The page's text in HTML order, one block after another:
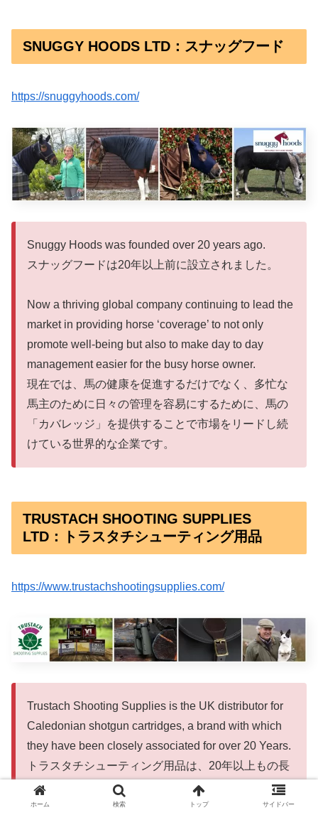
SNUGGY HOODS LTD：スナッグフード
https://snuggyhoods.com/
Snuggy Hoods was founded over 20 years ago.
スナッグフードは20年以上前に設立されました。
Now a thriving global company continuing to lead the
market in providing horse ‘coverage’ to not only
promote well-being but also to make day to day
management easier for the busy horse owner.
現在では、馬の健康を促進するだけでなく、多忙な
馬主のために日々の管理を容易にするために、馬の
「カバレッジ」を提供することで市場をリードし続
けている世界的な企業です。
TRUSTACH SHOOTING SUPPLIES
LTD：トラスタチシューティング用品
https://www.trustachshootingsupplies.com/
Trustach Shooting Supplies is the UK distributor for
Caledonian shotgun cartridges, a brand with which
they have been closely associated for over 20 Years.
トラスタチシューティング用品は、20年以上もの長
い付き合いのあるブランド、カレドニアン・ショッ
トガンのカートリッジの英国代理店です。
ホーム 検索 トップ サイドバー